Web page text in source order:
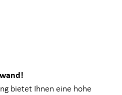
bietet Ihnen eine hohe